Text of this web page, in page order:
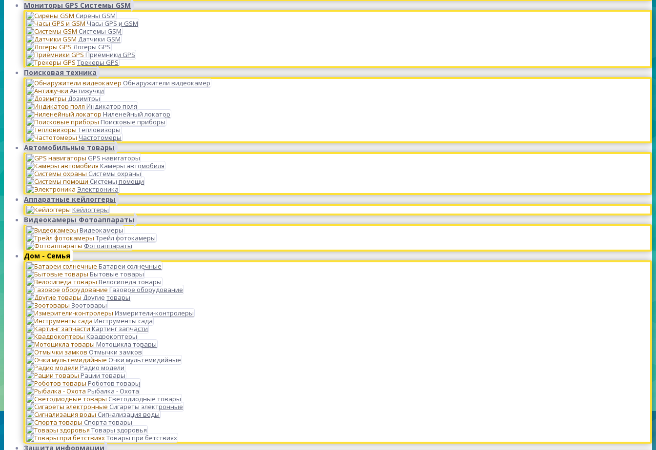
Мониторы GPS Системы GSM
Сирены GSM
Часы GPS и GSM
Системы GSM
Датчики GSM
Логеры GPS
Приёмники GPS
Трекеры GPS
Поисковая техника
Обнаружители видеокамер
Антижучки
Дозимтры
Индикатор поля
Ниленейный локатор
Поисковые приборы
Тепловизоры
Частотомеры
Автомобильные товары
GPS навигаторы
Камеры автомобиля
Системы охраны
Системы помощи
Электроника
Аппаратные кейлоггеры
Кейлоггеры
Видеокамеры Фотоаппараты
Видеокамеры
Трейл фотокамеры
Фотоаппараты
Дом - Семья
Батареи солнечные
Бытовые товары
Велосипеда товары
Газовое оборудование
Другие товары
Зоотовары
Измерители-контролеры
Инструменты сада
Картинг запчасти
Квадрокоптеры
Мотоцикла товары
Отмычки замков
Очки мультемидийные
Радио модели
Рации товары
Роботов товары
Рыбалка - Охота
Светодиодные товары
Сигареты электронные
Сигнализация воды
Спорта товары
Товары здоровья
Товары при бетствиях
Защита информации